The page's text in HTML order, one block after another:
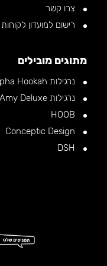
צרו קשר
רישום למועדון לקוחות
מתוגים מובילים
נרגילות Alpha Hookah
נרגילות Amy Deluxe